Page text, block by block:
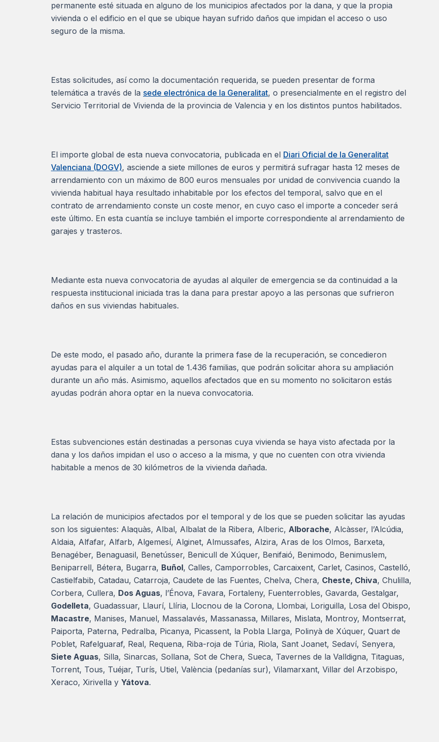
permanente esté situada en alguno de los municipios afectados por la dana, y que la propia
vivienda o el edificio en el que se ubique hayan sufrido daños que impidan el acceso o uso
seguro de la misma.
Estas solicitudes, así como la documentación requerida, se pueden presentar de forma
telemática a través de la sede electrónica de la Generalitat, o presencialmente en el registro del
Servicio Territorial de Vivienda de la provincia de Valencia y en los distintos puntos habilitados.
El importe global de esta nueva convocatoria, publicada en el Diari Oficial de la Generalitat
Valenciana (DOGV), asciende a siete millones de euros y permitirá sufragar hasta 12 meses de
arrendamiento con un máximo de 800 euros mensuales por unidad de convivencia cuando la
vivienda habitual haya resultado inhabitable por los efectos del temporal, salvo que en el
contrato de arrendamiento conste un coste menor, en cuyo caso el importe a conceder será
este último. En esta cuantía se incluye también el importe correspondiente al arrendamiento de
garajes y trasteros.
Mediante esta nueva convocatoria de ayudas al alquiler de emergencia se da continuidad a la
respuesta institucional iniciada tras la dana para prestar apoyo a las personas que sufrieron
daños en sus viviendas habituales.
De este modo, el pasado año, durante la primera fase de la recuperación, se concedieron
ayudas para el alquiler a un total de 1.436 familias, que podrán solicitar ahora su ampliación
durante un año más. Asimismo, aquellos afectados que en su momento no solicitaron estás
ayudas podrán ahora optar en la nueva convocatoria.
Estas subvenciones están destinadas a personas cuya vivienda se haya visto afectada por la
dana y los daños impidan el uso o acceso a la misma, y que no cuenten con otra vivienda
habitable a menos de 30 kilómetros de la vivienda dañada.
La relación de municipios afectados por el temporal y de los que se pueden solicitar las ayudas
son los siguientes: Alaquàs, Albal, Albalat de la Ribera, Alberic, Alborache, Alcàsser, l’Alcúdia,
Aldaia, Alfafar, Alfarb, Algemesí, Alginet, Almussafes, Alzira, Aras de los Olmos, Barxeta,
Benagéber, Benaguasil, Benetússer, Benicull de Xúquer, Benifaió, Benimodo, Benimuslem,
Beniparrell, Bétera, Bugarra, Buñol, Calles, Camporrobles, Carcaixent, Carlet, Casinos, Castelló,
Castielfabib, Catadau, Catarroja, Caudete de las Fuentes, Chelva, Chera, Cheste, Chiva, Chulilla,
Corbera, Cullera, Dos Aguas, l’Énova, Favara, Fortaleny, Fuenterrobles, Gavarda, Gestalgar,
Godelleta, Guadassuar, Llaurí, Llíria, Llocnou de la Corona, Llombai, Loriguilla, Losa del Obispo,
Macastre, Manises, Manuel, Massalavés, Massanassa, Millares, Mislata, Montroy, Montserrat,
Paiporta, Paterna, Pedralba, Picanya, Picassent, la Pobla Llarga, Polinyà de Xúquer, Quart de
Poblet, Rafelguaraf, Real, Requena, Riba-roja de Túria, Riola, Sant Joanet, Sedaví, Senyera,
Siete Aguas, Silla, Sinarcas, Sollana, Sot de Chera, Sueca, Tavernes de la Valldigna, Titaguas,
Torrent, Tous, Tuéjar, Turís, Utiel, València (pedanías sur), Vilamarxant, Villar del Arzobispo,
Xeraco, Xirivella y Yátova.